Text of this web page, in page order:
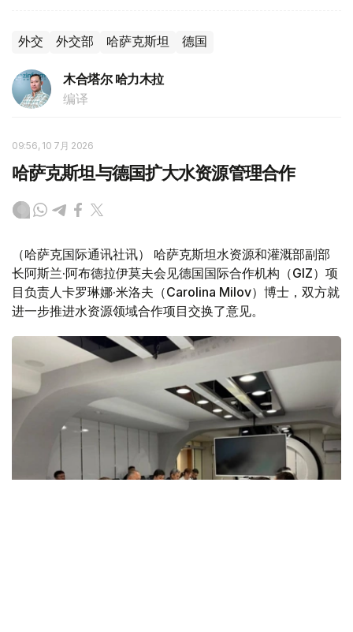
外交 外交部 哈萨克斯坦 德国
木合塔尔 哈力木拉
编译
09:56, 10 7月 2026
哈萨克斯坦与德国扩大水资源管理合作
（哈萨克国际通讯社讯） 哈萨克斯坦水资源和灌溉部副部
长阿斯兰·阿布德拉伊莫夫会见德国国际合作机构（GIZ）项
目负责人卡罗琳娜·米洛夫（Carolina Milov）博士，双方就
进一步推进水资源领域合作项目交换了意见。